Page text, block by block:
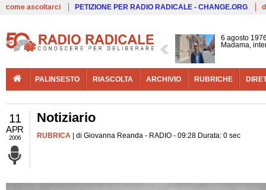
come ascoltarci PETIZIONE PER RADIO RADICALE - CHANGE.ORG
6 agosto
Madama,
PALINSESTO RIASCOLTA ARCHIVIO RUBRICHE
11
APR
2006
Notiziario
RUBRICA | di Giovanna Reanda - RADIO - 09:28 Durata: 0 sec